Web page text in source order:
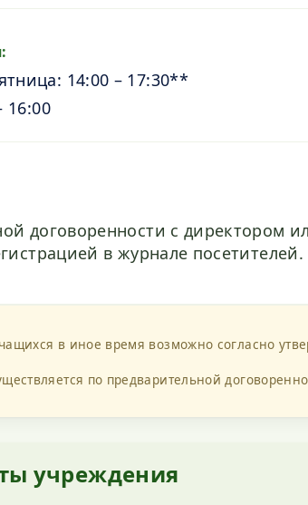
14:00 – 17:30**
16:00
договоренности с директором
в журнале посетителей.
в иное время возможно согласно
по предварительной
учреждения